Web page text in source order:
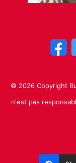
© 2026 Copyright
n'est pas